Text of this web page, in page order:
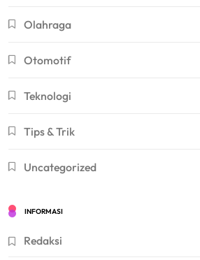
Olahraga
Otomotif
Teknologi
Tips & Trik
Uncategorized
INFORMASI
Redaksi